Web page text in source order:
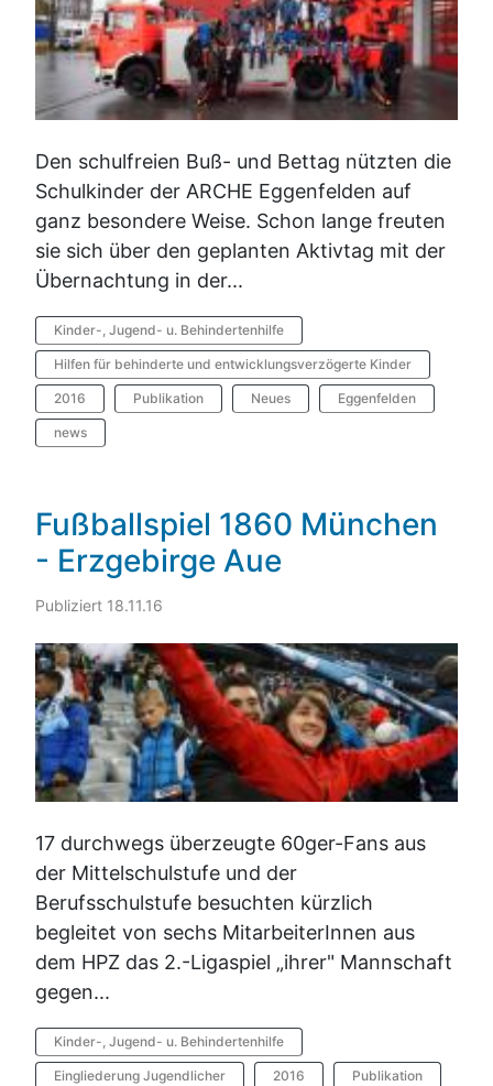
Den schulfreien Buß- und Bettag nützten die
Schulkinder der ARCHE Eggenfelden auf
ganz besondere Weise. Schon lange freuten
sie sich über den geplanten Aktivtag mit der
Übernachtung in der...
Kinder-, Jugend- u. Behindertenhilfe
Hilfen für behinderte und entwicklungsverzögerte Kinder
2016 Publikation Neues Eggenfelden
news
Fußballspiel 1860 München
- Erzgebirge Aue
Publiziert 18.11.16
17 durchwegs überzeugte 60ger-Fans aus
der Mittelschulstufe und der
Berufsschulstufe besuchten kürzlich
begleitet von sechs MitarbeiterInnen aus
dem HPZ das 2.-Ligaspiel „ihrer" Mannschaft
gegen...
Kinder-, Jugend- u. Behindertenhilfe
Eingliederung Jugendlicher 2016 Publikation